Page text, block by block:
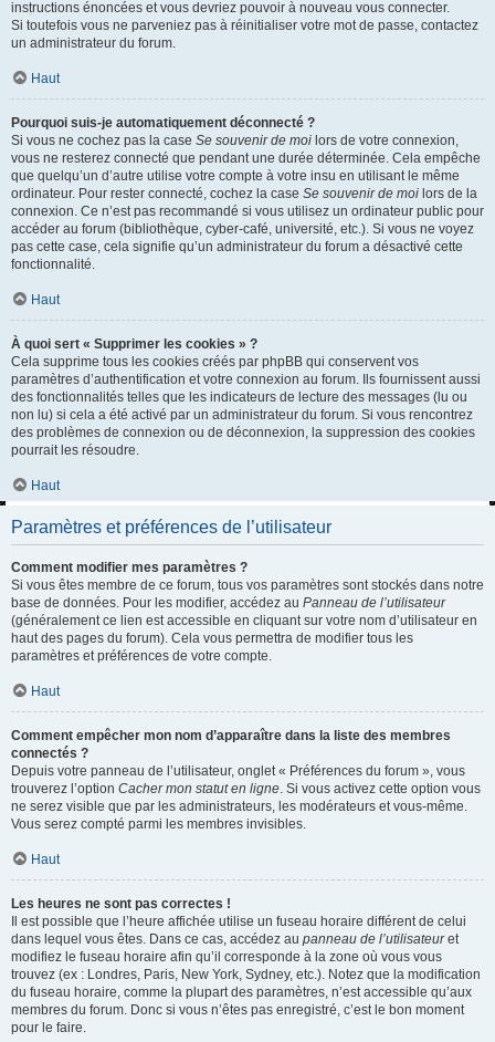
instructions énoncées et vous devriez pouvoir à nouveau vous connecter.
Si toutefois vous ne parveniez pas à réinitialiser votre mot de passe, contactez
un administrateur du forum.
Haut
Pourquoi suis-je automatiquement déconnecté ?
Si vous ne cochez pas la case Se souvenir de moi lors de votre connexion,
vous ne resterez connecté que pendant une durée déterminée. Cela empêche
que quelqu’un d’autre utilise votre compte à votre insu en utilisant le même
ordinateur. Pour rester connecté, cochez la case Se souvenir de moi lors de la
connexion. Ce n’est pas recommandé si vous utilisez un ordinateur public pour
accéder au forum (bibliothèque, cyber-café, université, etc.). Si vous ne voyez
pas cette case, cela signifie qu’un administrateur du forum a désactivé cette
fonctionnalité.
Haut
À quoi sert « Supprimer les cookies » ?
Cela supprime tous les cookies créés par phpBB qui conservent vos
paramètres d’authentification et votre connexion au forum. Ils fournissent aussi
des fonctionnalités telles que les indicateurs de lecture des messages (lu ou
non lu) si cela a été activé par un administrateur du forum. Si vous rencontrez
des problèmes de connexion ou de déconnexion, la suppression des cookies
pourrait les résoudre.
Haut
Paramètres et préférences de l’utilisateur
Comment modifier mes paramètres ?
Si vous êtes membre de ce forum, tous vos paramètres sont stockés dans notre
base de données. Pour les modifier, accédez au Panneau de l’utilisateur
(généralement ce lien est accessible en cliquant sur votre nom d’utilisateur en
haut des pages du forum). Cela vous permettra de modifier tous les
paramètres et préférences de votre compte.
Haut
Comment empêcher mon nom d’apparaître dans la liste des membres
connectés ?
Depuis votre panneau de l’utilisateur, onglet « Préférences du forum », vous
trouverez l’option Cacher mon statut en ligne. Si vous activez cette option vous
ne serez visible que par les administrateurs, les modérateurs et vous-même.
Vous serez compté parmi les membres invisibles.
Haut
Les heures ne sont pas correctes !
Il est possible que l’heure affichée utilise un fuseau horaire différent de celui
dans lequel vous êtes. Dans ce cas, accédez au panneau de l’utilisateuret
modifiez le fuseau horaire afin qu’il corresponde à la zone où vous vous
trouvez (ex : Londres, Paris, New York, Sydney, etc.). Notez que la modification
du fuseau horaire, comme la plupart des paramètres, n’est accessible qu’aux
membres du forum. Donc si vous n’êtes pas enregistré, c’est le bon moment
pour le faire.